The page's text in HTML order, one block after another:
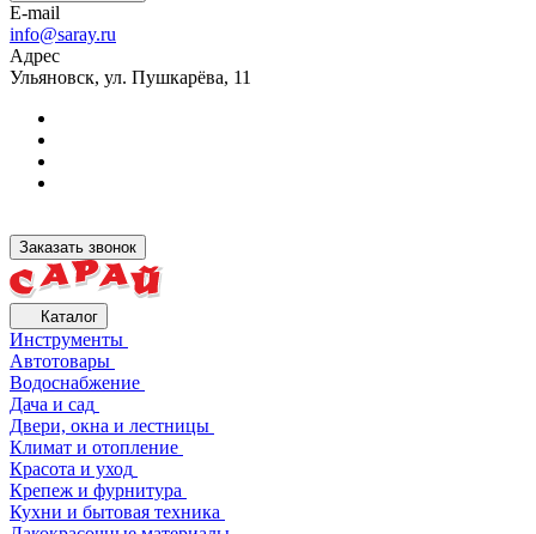
E-mail
info@saray.ru
Адрес
Ульяновск, ул. Пушкарёва, 11
Заказать звонок
Каталог
Инструменты
Автотовары
Водоснабжение
Дача и сад
Двери, окна и лестницы
Климат и отопление
Красота и уход
Крепеж и фурнитура
Кухни и бытовая техника